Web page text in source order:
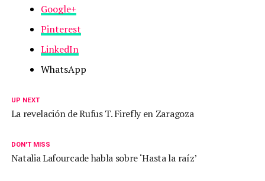
Google+
Pinterest
LinkedIn
WhatsApp
UP NEXT
La revelación de Rufus T. Firefly en Zaragoza
DON'T MISS
Natalia Lafourcade habla sobre ‘Hasta la raíz’